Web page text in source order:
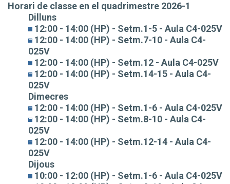
Horari de classe en el quadrimestre 2026-1
Dilluns
12:00 - 14:00 (HP) - Setm.1-5 - Aula C4-025V
12:00 - 14:00 (HP) - Setm.7-10 - Aula C4-
025V
12:00 - 14:00 (HP) - Setm.12 - Aula C4-025V
12:00 - 14:00 (HP) - Setm.14-15 - Aula C4-
025V
Dimecres
12:00 - 14:00 (HP) - Setm.1-6 - Aula C4-025V
12:00 - 14:00 (HP) - Setm.8-10 - Aula C4-
025V
12:00 - 14:00 (HP) - Setm.12-14 - Aula C4-
025V
Dijous
10:00 - 12:00 (HP) - Setm.1-6 - Aula C4-025V